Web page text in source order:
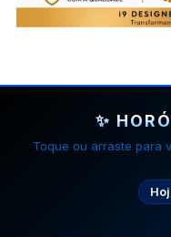
✨
Toque ou arraste para